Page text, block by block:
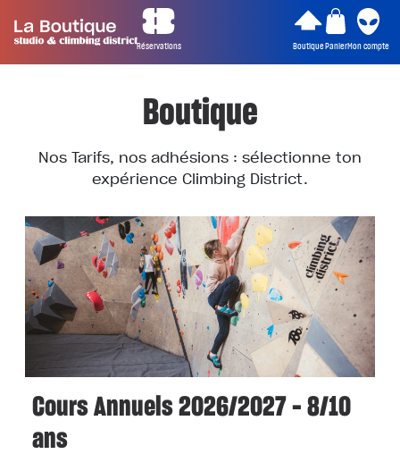
Boutique
Nos Tarifs, nos adhésions : sélectionne ton
expérience Climbing District.
Cours Annuels 2026/2027 - 8/10
ans
Mon compte
Panier
Boutique
Réservations